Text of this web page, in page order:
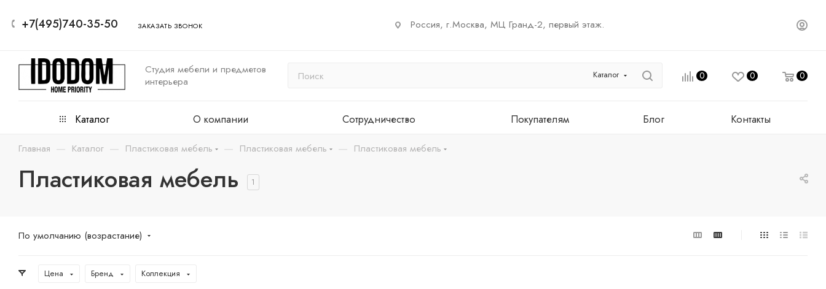
+7(495)740-35-50 ЗАКАЗАТЬ ЗВОНОК Россия, г.Москва, МЦ Гранд-2, первый этаж.
Студия мебели и предметов
интерьера
Каталог 0 0 0
Каталог О компании Сотрудничество Покупателям Блог Контакты
Главная — Каталог — Пластиковая мебель — Пластиковая мебель — Пластиковая мебель
Пластиковая мебель 1
По умолчанию (возрастание)
Цена Бренд Коллекция